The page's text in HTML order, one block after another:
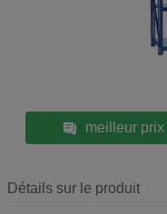
meilleur prix
Détails sur le produit